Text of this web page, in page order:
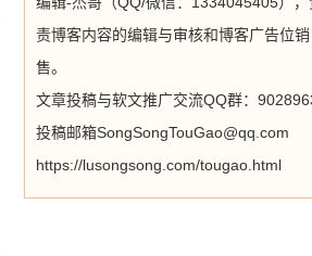
责博客内容的编辑与审核和博客广告位销
售。
文章投稿与软文推广交流QQ群：
投稿邮箱SongSongTouGao@qq.com
https://lusongsong.com/tougao.html